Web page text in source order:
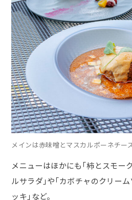
メインは赤味噌とマスカルポーネチー
メニューはほかにも「柿とスモ
ルサラダ」や「カボチャのクリー
ッキ」など。